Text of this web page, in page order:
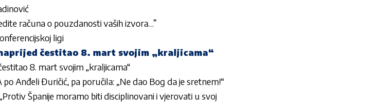
računa o pouzdanosti vaših izvora…”
ligi
čestitao 8. mart svojim „kraljicama“
8. mart svojim „kraljicama“
Anđeli Đuričić, pa poručila: „Ne dao Bog da je sretnem!“
Španije moramo biti disciplinovani i vjerovati u svoj